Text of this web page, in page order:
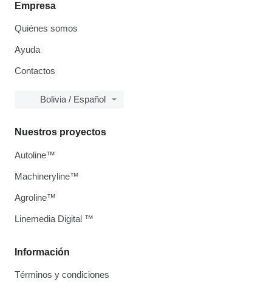
Empresa
Quiénes somos
Ayuda
Contactos
Bolivia / Español
Información
Términos y condiciones
Nuestros proyectos
Autoline™
Machineryline™
Agroline™
Linemedia Digital ™